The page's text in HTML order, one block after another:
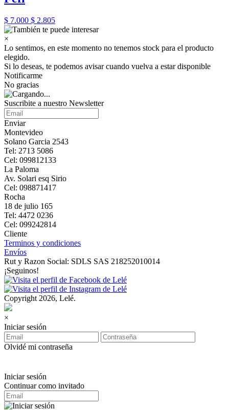
$ 7.000 $ 2.805
×
Lo sentimos, en este momento no tenemos stock para el producto
elegido.
Si lo deseas, te podemos avisar cuando vuelva a estar disponible
Notificarme
No gracias
Suscribite a nuestro Newsletter
Enviar
Montevideo
Solano Garcia 2543
Tel: 2713 5086
Cel: 099812133
La Paloma
Av. Solari esq Sirio
Cel: 098871417
Rocha
18 de julio 165
Tel: 4472 0236
Cel: 099242814
Cliente
Terminos y condiciones
Envíos
Rut y Razon Social: SDLS SAS 218252010014
¡Seguinos!
Copyright 2026, Lelé.
×
Iniciar sesión
Olvidé mi contraseña
Iniciar sesión
Continuar como invitado